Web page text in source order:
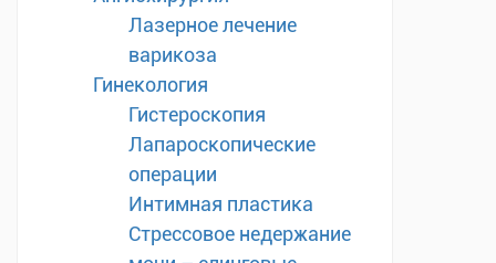
Лазерное лечение
варикоза
Гинекология
Гистероскопия
Лапароскопические
операции
Интимная пластика
Стрессовое недержание